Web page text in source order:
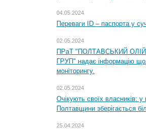
04.05.2024
Переваги ID – паспорта у
02.05.2024
ПРаТ "ПОЛТАВСЬКИЙ
ГРУП" надає інформацію
моніторингу.
02.05.2024
Очікують своїх власників: у
Полтавщини зберігається
25.04.2024